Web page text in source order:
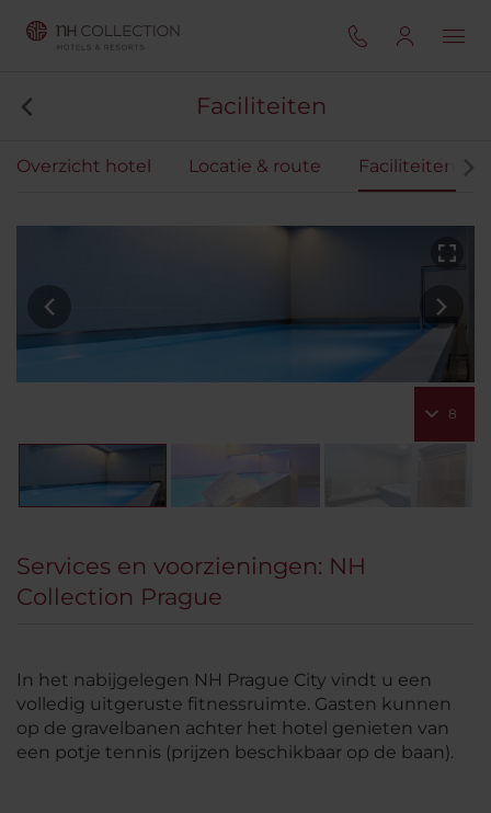
Faciliteiten
Overzicht hotel Locatie & route Faciliteiten
8
Services en voorzieningen: NH
Collection Prague
In het nabijgelegen NH Prague City vindt u een
volledig uitgeruste fitnessruimte. Gasten kunnen
op de gravelbanen achter het hotel genieten van
een potje tennis (prijzen beschikbaar op de baan).